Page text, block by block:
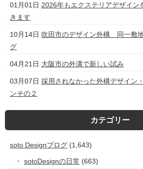
01月01日 2026年もエクステリアデザイン
きます
10月14日 吹田市のデザイン外構 同一敷
グ
04月21日 大阪市の外溝で新しい試み
03月07日 採用されなかった外構デザイン
ンその２
カテゴリー
soto Designブログ (1,643)
sotoDesignの日常 (663)